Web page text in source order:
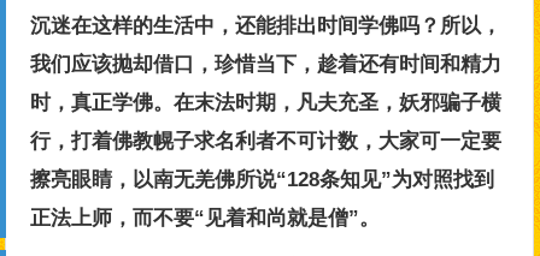
沉迷在这样的生活中，还能排出时间学佛吗？所以，
我们应该抛却借口，珍惜当下，趁着还有时间和精力
时，真正学佛。在末法时期，凡夫充圣，妖邪骗子横
行，打着佛教幌子求名利者不可计数，大家可一定要
擦亮眼睛，以南无羌佛所说“128条知见”为对照找到
正法上师，而不要“见着和尚就是僧”。